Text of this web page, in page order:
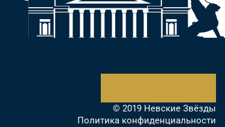
© 2019 Невские Звёзды
Политика конфиденциальности